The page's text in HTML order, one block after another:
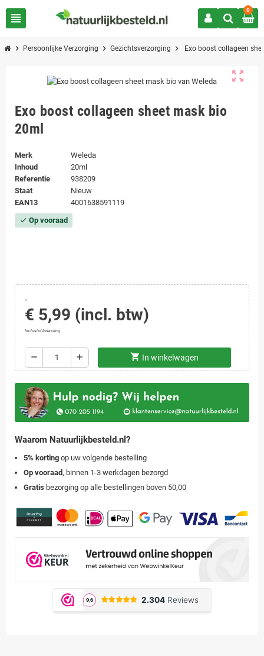
view_headline
0
chevron_right Persoonlijke Verzorging chevron_right Gezichtsverzorging chevron_right Exo boost collageen
zoom_out_map
Exo boost collageen sheet mask bio
20ml
Merk
Weleda
Inhoud
20ml
Referentie
938209
Staat
Nieuw
EAN13
4001638591119
check Op vooraad
-
€ 5,99 (incl. btw)
Inclusief belasting
remove add shopping_cart In winkelwagen
Waarom Natuurlijkbesteld.nl?
5% korting op uw volgende bestelling
Op vooraad , binnen 1-3 werkdagen bezorgd
Gratis bezorging op alle bestellingen boven 50,00